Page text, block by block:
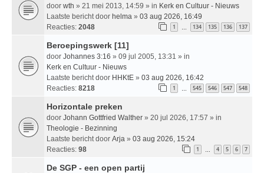
door wth » 21 mei 2013, 14:59 » in Kerk en Cultuur - Nieuws
Laatste bericht door helma » 03 aug 2026, 16:49
Reacties: 2048 1 … 134 135 136 137
Beroepingswerk [11]
door Johannes 3:16 » 09 jul 2005, 13:31 » in
Kerk en Cultuur - Nieuws
Laatste bericht door HHKtE » 03 aug 2026, 16:42
Reacties: 8218 1 … 545 546 547 548
Horizontale preken
door Johann Gottfried Walther » 20 jul 2026, 17:57 » in
Theologie - Bezinning
Laatste bericht door Arja » 03 aug 2026, 15:24
Reacties: 98 1 … 4 5 6 7
De SGP - een open partij